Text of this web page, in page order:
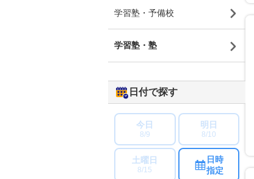
学習塾・予備校
学習塾・塾
日付で探す
今日
8/9
明日
8/10
土曜日
8/15
日時
指定